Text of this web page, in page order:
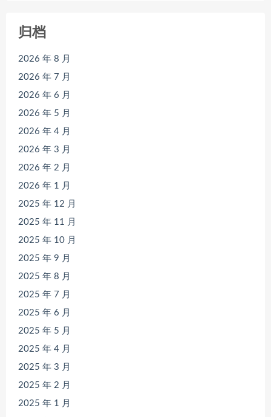
归档
2026 年 8 月
2026 年 7 月
2026 年 6 月
2026 年 5 月
2026 年 4 月
2026 年 3 月
2026 年 2 月
2026 年 1 月
2025 年 12 月
2025 年 11 月
2025 年 10 月
2025 年 9 月
2025 年 8 月
2025 年 7 月
2025 年 6 月
2025 年 5 月
2025 年 4 月
2025 年 3 月
2025 年 2 月
2025 年 1 月